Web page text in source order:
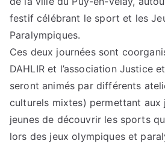
festif célébrant le sport et les
Paralympiques.
Ces deux journées sont
DAHLIR et l’association Justice
seront animés par différents
culturels mixtes) permettant aux
jeunes de découvrir les sports
lors des jeux olympiques et